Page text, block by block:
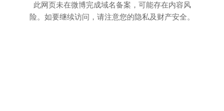
此网页未在微博完成域名备案，可能存在内容风
险。如要继续访问，请注意您的隐私及财产安全。